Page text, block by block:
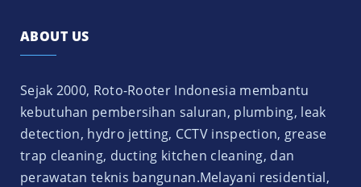
ABOUT US
Sejak 2000, Roto-Rooter Indonesia membantu
kebutuhan pembersihan saluran, plumbing, leak
detection, hydro jetting, CCTV inspection, grease
trap cleaning, ducting kitchen cleaning, dan
perawatan teknis bangunan.Melayani residential,